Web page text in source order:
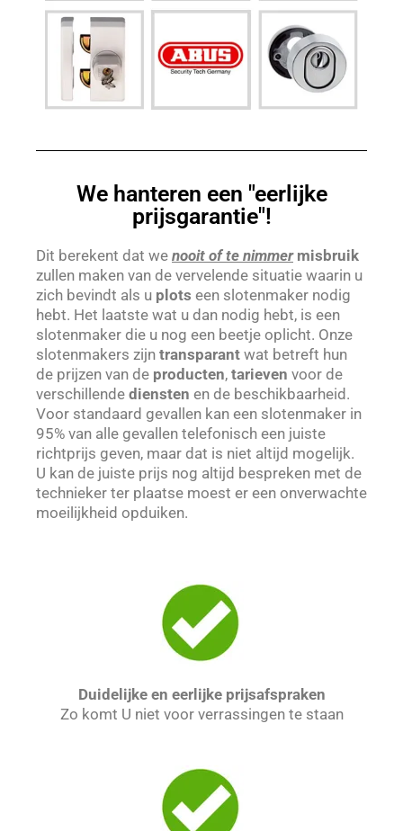
We hanteren een "eerlijke
prijsgarantie"!
Dit berekent dat we nooit of te nimmermisbruik
zullen maken van de vervelende situatie waarin u
zich bevindt als u plots een slotenmaker nodig
hebt. Het laatste wat u dan nodig hebt, is een
slotenmaker die u nog een beetje oplicht. Onze
slotenmakers zijn transparant wat betreft hun
de prijzen van de producten, tarieven voor de
verschillende diensten en de beschikbaarheid.
Voor standaard gevallen kan een slotenmaker in
95% van alle gevallen telefonisch een juiste
richtprijs geven, maar dat is niet altijd mogelijk.
U kan de juiste prijs nog altijd bespreken met de
technieker ter plaatse moest er een onverwachte
moeilijkheid opduiken.
Duidelijke en eerlijke prijsafspraken
Zo komt U niet voor verrassingen te staan